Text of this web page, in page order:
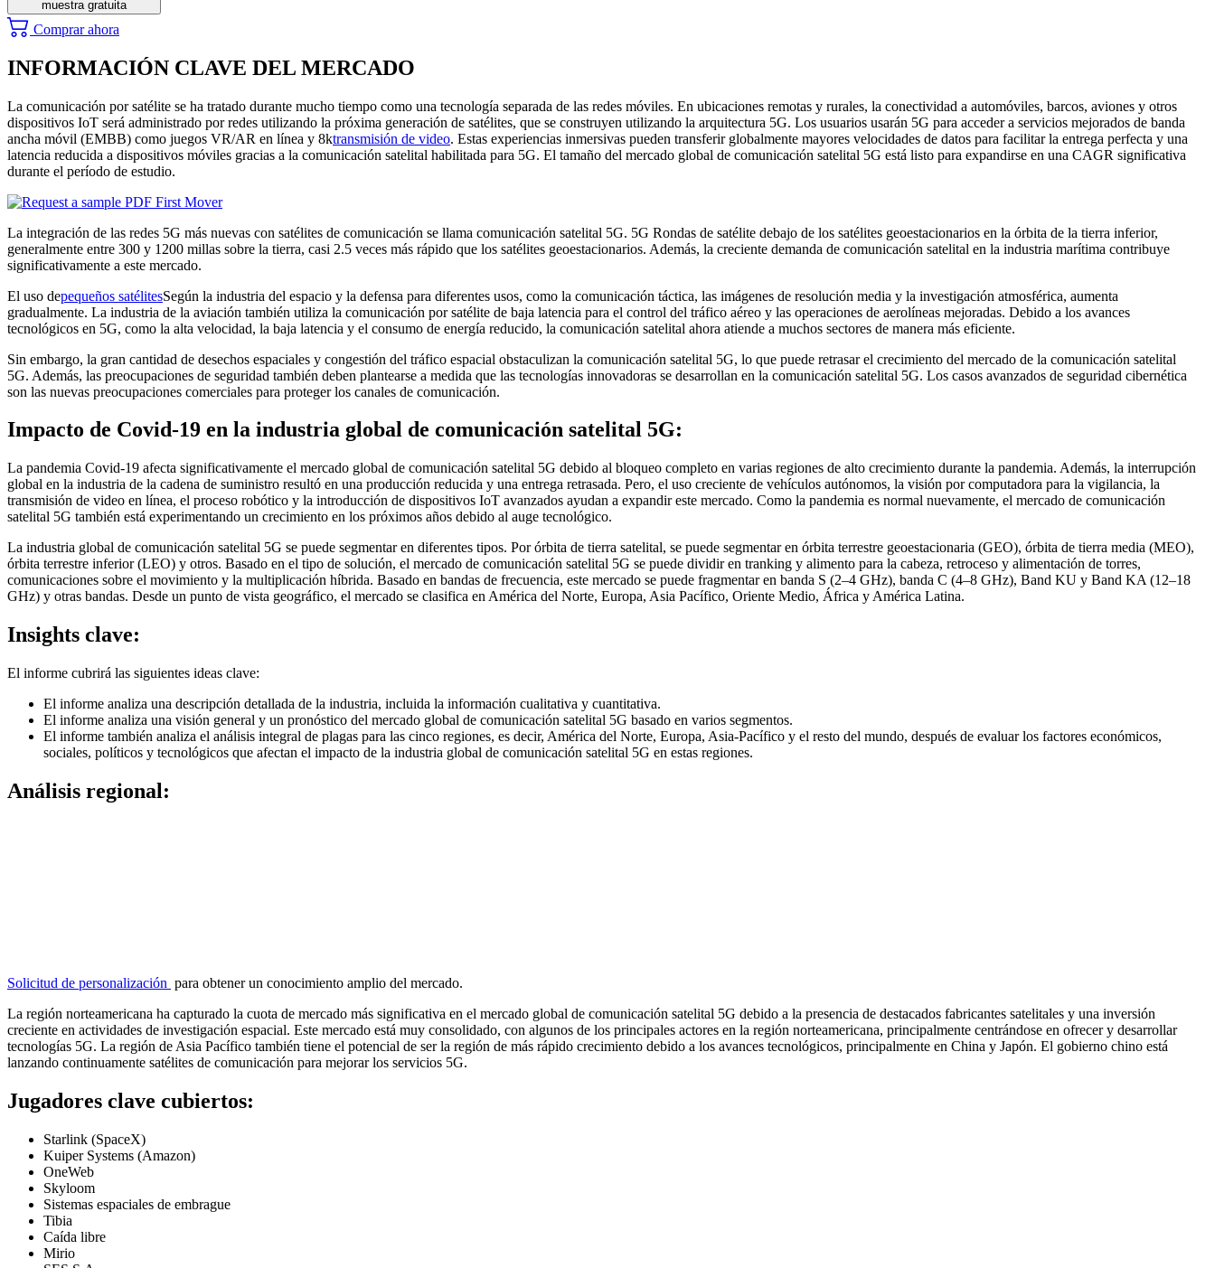
muestra gratuita
Comprar ahora
INFORMACIÓN CLAVE DEL MERCADO
La comunicación por satélite se ha tratado durante mucho tiempo como una tecnología separada de las redes móviles. En ubicaciones remotas y rurales, la conectividad a automóviles, barcos, aviones y otros
dispositivos IoT será administrado por redes utilizando la próxima generación de satélites, que se construyen utilizando la arquitectura 5G. Los usuarios usarán 5G para acceder a servicios mejorados de banda
ancha móvil (EMBB) como juegos VR/AR en línea y 8ktransmisión de video. Estas experiencias inmersivas pueden transferir globalmente mayores velocidades de datos para facilitar la entrega perfecta y una
latencia reducida a dispositivos móviles gracias a la comunicación satelital habilitada para 5G. El tamaño del mercado global de comunicación satelital 5G está listo para expandirse en una CAGR significativa
durante el período de estudio.
La integración de las redes 5G más nuevas con satélites de comunicación se llama comunicación satelital 5G. 5G Rondas de satélite debajo de los satélites geoestacionarios en la órbita de la tierra inferior,
generalmente entre 300 y 1200 millas sobre la tierra, casi 2.5 veces más rápido que los satélites geoestacionarios. Además, la creciente demanda de comunicación satelital en la industria marítima contribuye
significativamente a este mercado.
El uso depequeños satélitesSegún la industria del espacio y la defensa para diferentes usos, como la comunicación táctica, las imágenes de resolución media y la investigación atmosférica, aumenta
gradualmente. La industria de la aviación también utiliza la comunicación por satélite de baja latencia para el control del tráfico aéreo y las operaciones de aerolíneas mejoradas. Debido a los avances
tecnológicos en 5G, como la alta velocidad, la baja latencia y el consumo de energía reducido, la comunicación satelital ahora atiende a muchos sectores de manera más eficiente.
Sin embargo, la gran cantidad de desechos espaciales y congestión del tráfico espacial obstaculizan la comunicación satelital 5G, lo que puede retrasar el crecimiento del mercado de la comunicación satelital
5G. Además, las preocupaciones de seguridad también deben plantearse a medida que las tecnologías innovadoras se desarrollan en la comunicación satelital 5G. Los casos avanzados de seguridad cibernética
son las nuevas preocupaciones comerciales para proteger los canales de comunicación.
Impacto de Covid-19 en la industria global de comunicación satelital 5G:
La pandemia Covid-19 afecta significativamente el mercado global de comunicación satelital 5G debido al bloqueo completo en varias regiones de alto crecimiento durante la pandemia. Además, la interrupción
global en la industria de la cadena de suministro resultó en una producción reducida y una entrega retrasada. Pero, el uso creciente de vehículos autónomos, la visión por computadora para la vigilancia, la
transmisión de video en línea, el proceso robótico y la introducción de dispositivos IoT avanzados ayudan a expandir este mercado. Como la pandemia es normal nuevamente, el mercado de comunicación
satelital 5G también está experimentando un crecimiento en los próximos años debido al auge tecnológico.
La industria global de comunicación satelital 5G se puede segmentar en diferentes tipos. Por órbita de tierra satelital, se puede segmentar en órbita terrestre geoestacionaria (GEO), órbita de tierra media (MEO),
órbita terrestre inferior (LEO) y otros. Basado en el tipo de solución, el mercado de comunicación satelital 5G se puede dividir en tranking y alimento para la cabeza, retroceso y alimentación de torres,
comunicaciones sobre el movimiento y la multiplicación híbrida. Basado en bandas de frecuencia, este mercado se puede fragmentar en banda S (2–4 GHz), banda C (4–8 GHz), Band KU y Band KA (12–18
GHz) y otras bandas. Desde un punto de vista geográfico, el mercado se clasifica en América del Norte, Europa, Asia Pacífico, Oriente Medio, África y América Latina.
Insights clave:
El informe cubrirá las siguientes ideas clave:
El informe analiza una descripción detallada de la industria, incluida la información cualitativa y cuantitativa.
El informe analiza una visión general y un pronóstico del mercado global de comunicación satelital 5G basado en varios segmentos.
El informe también analiza el análisis integral de plagas para las cinco regiones, es decir, América del Norte, Europa, Asia-Pacífico y el resto del mundo, después de evaluar los factores económicos,
sociales, políticos y tecnológicos que afectan el impacto de la industria global de comunicación satelital 5G en estas regiones.
Análisis regional:
Solicitud de personalización para obtener un conocimiento amplio del mercado.
La región norteamericana ha capturado la cuota de mercado más significativa en el mercado global de comunicación satelital 5G debido a la presencia de destacados fabricantes satelitales y una inversión
creciente en actividades de investigación espacial. Este mercado está muy consolidado, con algunos de los principales actores en la región norteamericana, principalmente centrándose en ofrecer y desarrollar
tecnologías 5G. La región de Asia Pacífico también tiene el potencial de ser la región de más rápido crecimiento debido a los avances tecnológicos, principalmente en China y Japón. El gobierno chino está
lanzando continuamente satélites de comunicación para mejorar los servicios 5G.
Jugadores clave cubiertos:
Starlink (SpaceX)
Kuiper Systems (Amazon)
OneWeb
Skyloom
Sistemas espaciales de embrague
Tibia
Caída libre
Mirio